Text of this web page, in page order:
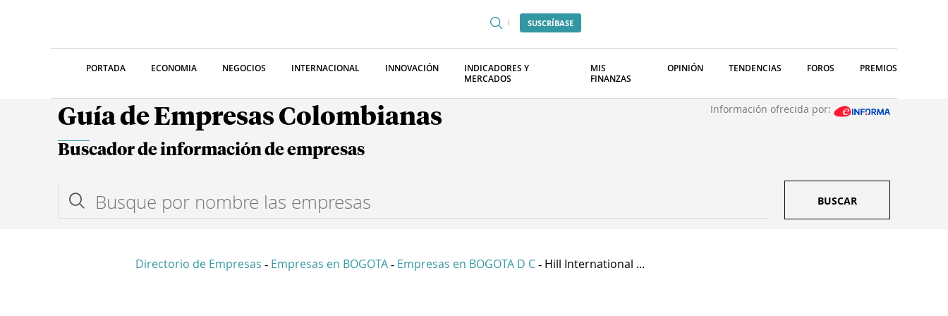
SUSCRÍBASE
PORTADA ECONOMIA NEGOCIOS INTERNACIONAL INNOVACIÓN
INDICADORES Y
MERCADOS
MIS
FINANZAS
OPINIÓN TENDENCIAS FOROS PREMIOS
Guía de Empresas Colombianas Información ofrecida por:
Buscador de información de empresas
BUSCAR
Directorio de Empresas - Empresas en BOGOTA - Empresas en BOGOTA D C - Hill International ...